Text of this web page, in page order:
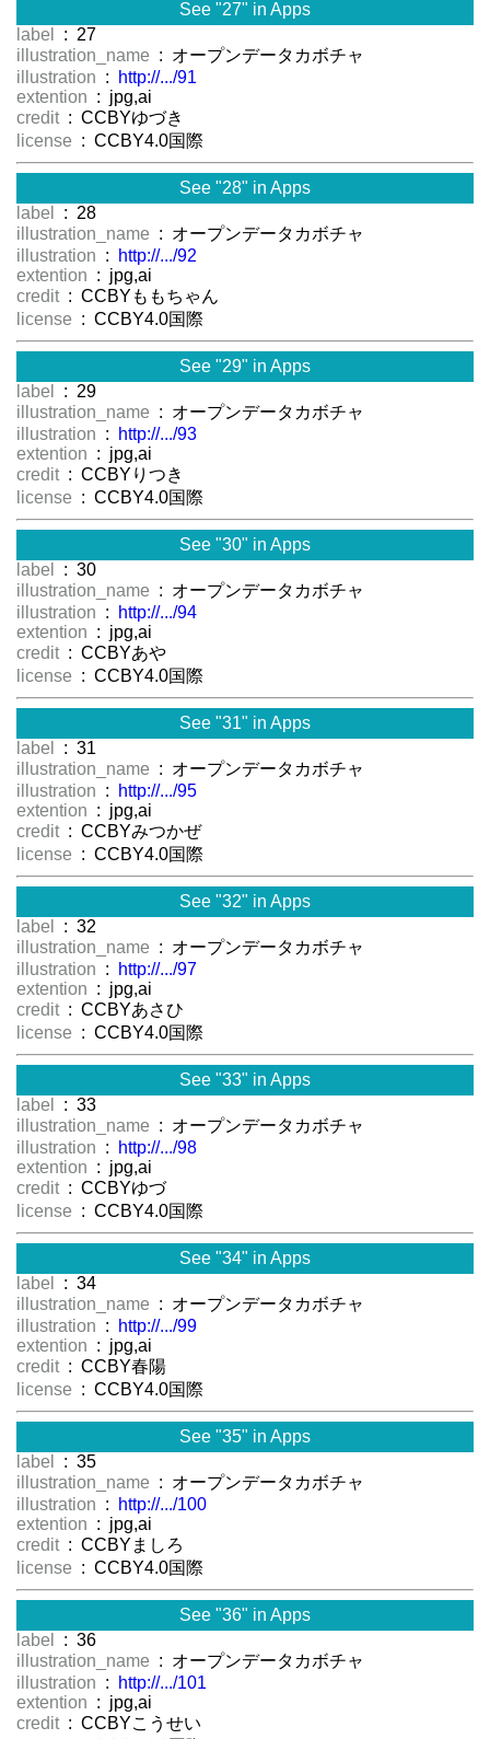
See "27" in Apps
label
: 27
illustration_name : オープンデータカボチャ
illustration :
http://.../91
extention : jpg,ai
credit : CCBYゆづき
license : CCBY4.0国際
See "28" in Apps
label
: 28
illustration_name : オープンデータカボチャ
illustration :
http://.../92
extention : jpg,ai
credit : CCBYももちゃん
license : CCBY4.0国際
See "29" in Apps
label
: 29
illustration_name : オープンデータカボチャ
illustration :
http://.../93
extention : jpg,ai
credit : CCBYりつき
license : CCBY4.0国際
See "30" in Apps
label
: 30
illustration_name : オープンデータカボチャ
illustration :
http://.../94
extention : jpg,ai
credit : CCBYあや
license : CCBY4.0国際
See "31" in Apps
label
: 31
illustration_name : オープンデータカボチャ
illustration :
http://.../95
extention : jpg,ai
credit : CCBYみつかぜ
license : CCBY4.0国際
See "32" in Apps
label
: 32
illustration_name : オープンデータカボチャ
illustration :
http://.../97
extention : jpg,ai
credit : CCBYあさひ
license : CCBY4.0国際
See "33" in Apps
label
: 33
illustration_name : オープンデータカボチャ
illustration :
http://.../98
extention : jpg,ai
credit : CCBYゆづ
license : CCBY4.0国際
See "34" in Apps
label
: 34
illustration_name : オープンデータカボチャ
illustration :
http://.../99
extention : jpg,ai
credit : CCBY春陽
license : CCBY4.0国際
See "35" in Apps
label
: 35
illustration_name : オープンデータカボチャ
illustration :
http://.../100
extention : jpg,ai
credit : CCBYましろ
license : CCBY4.0国際
See "36" in Apps
label
: 36
illustration_name : オープンデータカボチャ
illustration :
http://.../101
extention : jpg,ai
credit : CCBYこうせい